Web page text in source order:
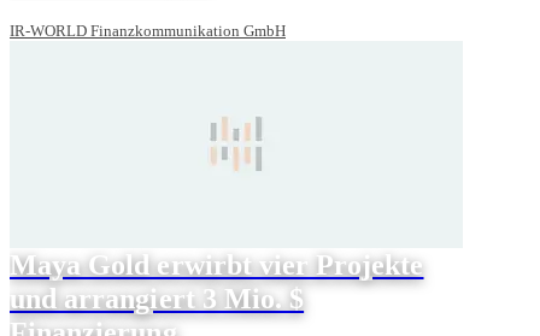
IR-WORLD Finanzkommunikation GmbH
Maya Gold erwirbt vier Projekte
und arrangiert 3 Mio. $